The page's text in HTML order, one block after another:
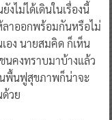
ไม่ได้เดินในเรื่องนี้
ลาออกพร้อมกันหรือไม่
อง นายสมคิด ก็เห็น
คงทราบมาบ้างแล้ว
พื้นฟูสุขภาพก็น่าจะ
วย